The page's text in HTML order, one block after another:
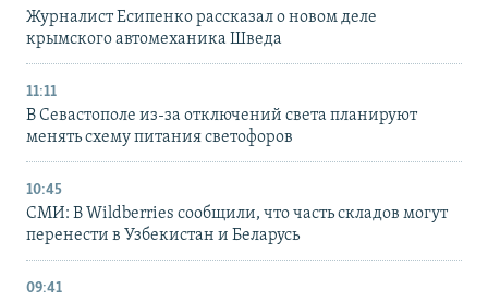
Журналист Есипенко рассказал о новом деле
крымского автомеханика Шведа
11:11
В Севастополе из-за отключений света планируют
менять схему питания светофоров
10:45
СМИ: В Wildberries сообщили, что часть складов могут
перенести в Узбекистан и Беларусь
09:41